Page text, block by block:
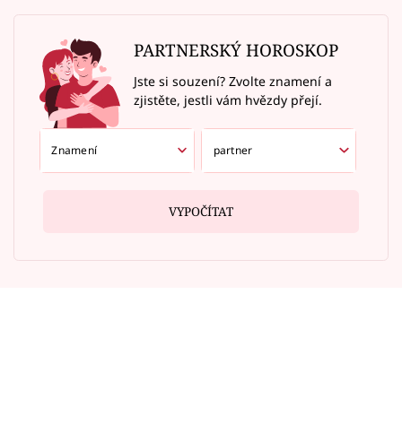
PARTNERSKÝ HOROSKOP
Jste si souzení? Zvolte znamení a
zjistěte, jestli vám hvězdy přejí.
VYPOČÍTAT